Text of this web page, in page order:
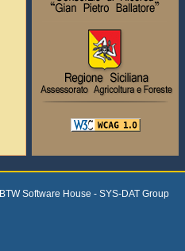
BTW Software House - SYS-DAT Group